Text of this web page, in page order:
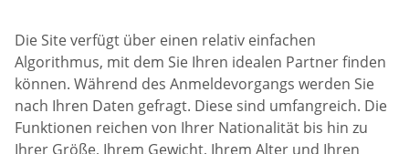
Die Site verfügt über einen relativ einfachen
Algorithmus, mit dem Sie Ihren idealen Partner finden
können. Während des Anmeldevorgangs werden Sie
nach Ihren Daten gefragt. Diese sind umfangreich. Die
Funktionen reichen von Ihrer Nationalität bis hin zu
Ihrer Größe, Ihrem Gewicht, Ihrem Alter und Ihren